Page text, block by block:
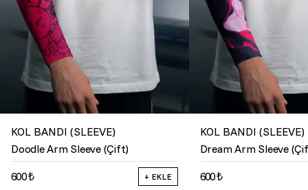
KOL BANDI (SLEEVE)
Doodle Arm Sleeve (Çift)
600 ₺ + EKLE
KOL BANDI (SLEEVE)
Dream Arm Sleeve
600 ₺